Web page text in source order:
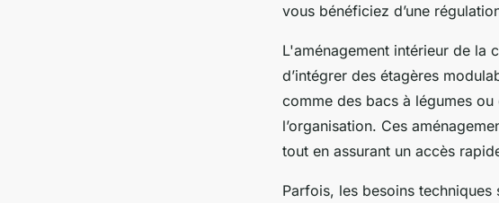
vous bénéficiez d’une
L'aménagement intérieur de la
d’intégrer des étagères
comme des bacs à légumes
l’organisation. Ces
tout en assurant un accès
Parfois, les besoins